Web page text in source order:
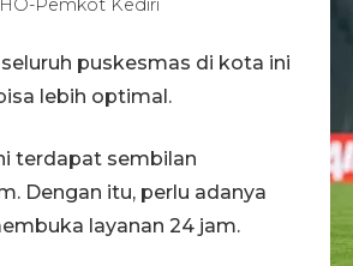
Pemkot Kediri
puskesmas di kota ini
lebih optimal.
terdapat sembilan
Dengan itu, perlu adanya
layanan 24 jam.